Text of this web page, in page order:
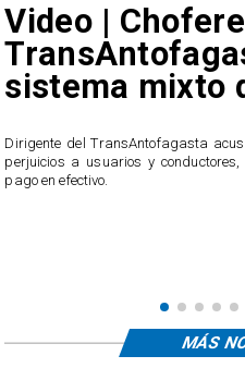
Video |
sistema mixto
​Dirigente del TransAntofagasta
perjuicios a usuarios y
pago en efectivo.
MÁS